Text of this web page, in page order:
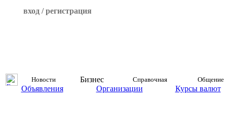
вход / регистрация
Новости Бизнес Справочная Общение
Объявления Организации Курсы валют